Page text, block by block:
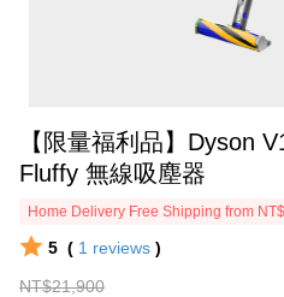
【限量福利品】Dyson
Fluffy 無線吸塵器
Home Delivery Free Shipping from
5 ( 1 reviews )
NT$21,900